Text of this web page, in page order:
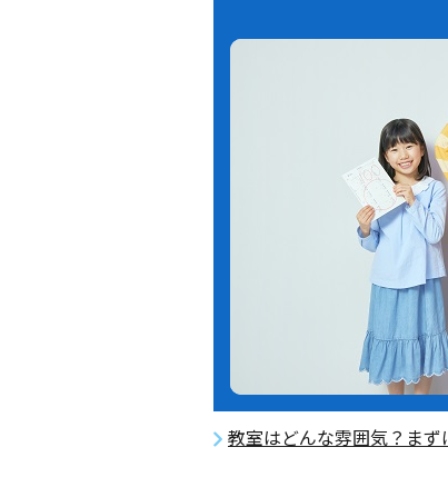
教室はどんな雰囲気？まず